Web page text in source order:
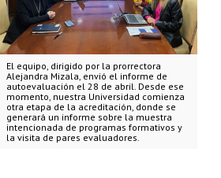
El equipo, dirigido por la prorrectora
Alejandra Mizala, envió el informe de
autoevaluación el 28 de abril. Desde ese
momento, nuestra Universidad comienza
otra etapa de la acreditación, donde se
generará un informe sobre la muestra
intencionada de programas formativos y
la visita de pares evaluadores.